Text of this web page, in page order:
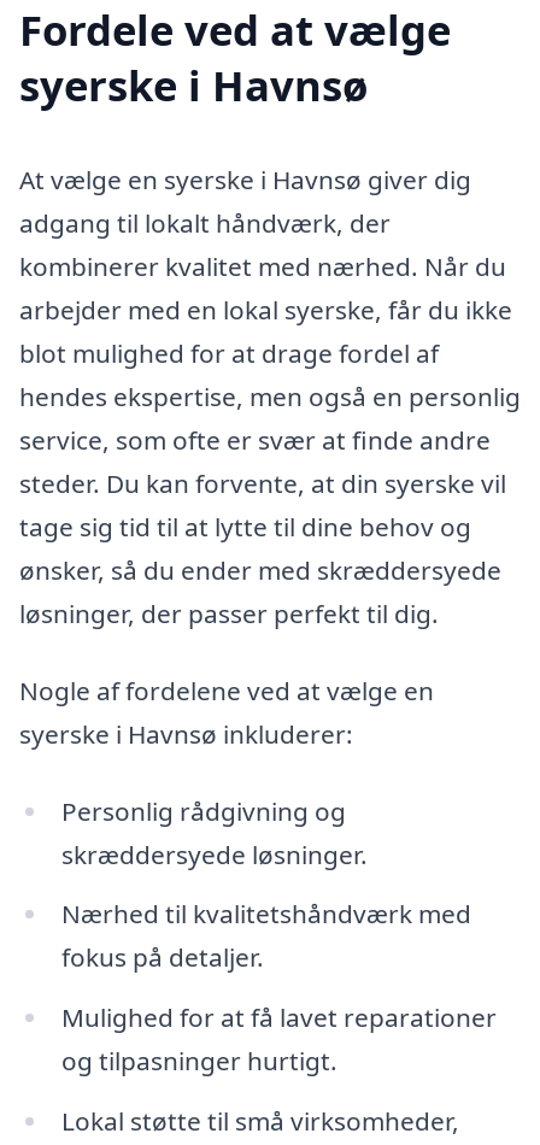
Fordele ved at vælge
syerske i Havnsø
At vælge en syerske i Havnsø giver dig
adgang til lokalt håndværk, der
kombinerer kvalitet med nærhed. Når du
arbejder med en lokal syerske, får du ikke
blot mulighed for at drage fordel af
hendes ekspertise, men også en personlig
service, som ofte er svær at finde andre
steder. Du kan forvente, at din syerske vil
tage sig tid til at lytte til dine behov og
ønsker, så du ender med skræddersyede
løsninger, der passer perfekt til dig.
Nogle af fordelene ved at vælge en
syerske i Havnsø inkluderer:
Personlig rådgivning og
skræddersyede løsninger.
Nærhed til kvalitetshåndværk med
fokus på detaljer.
Mulighed for at få lavet reparationer
og tilpasninger hurtigt.
Lokal støtte til små virksomheder,